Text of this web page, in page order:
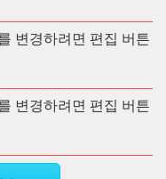
변경하려면 편집 버튼
변경하려면 편집 버튼